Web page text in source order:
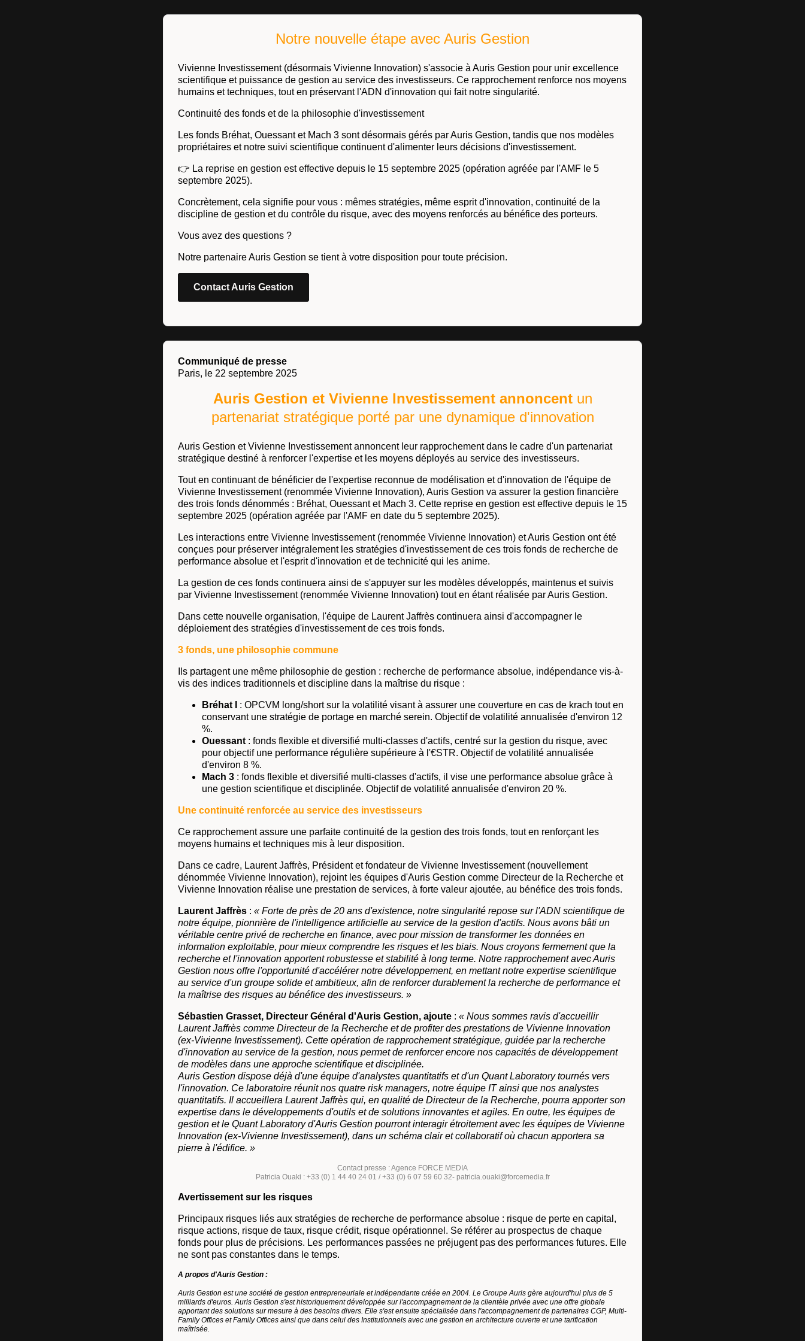
Notre nouvelle étape avec Auris Gestion
Vivienne Investissement (désormais Vivienne Innovation) s'associe à Auris Gestion pour unir excellence
scientifique et puissance de gestion au service des investisseurs. Ce rapprochement renforce nos moyens
humains et techniques, tout en préservant l'ADN d'innovation qui fait notre singularité.
Continuité des fonds et de la philosophie d'investissement
Les fonds Bréhat, Ouessant et Mach 3 sont désormais gérés par Auris Gestion, tandis que nos modèles
propriétaires et notre suivi scientifique continuent d'alimenter leurs décisions d'investissement.
👉 La reprise en gestion est effective depuis le 15 septembre 2025 (opération agréée par l'AMF le 5
septembre 2025).
Concrètement, cela signifie pour vous : mêmes stratégies, même esprit d'innovation, continuité de la
discipline de gestion et du contrôle du risque, avec des moyens renforcés au bénéfice des porteurs.
Vous avez des questions ?
Notre partenaire Auris Gestion se tient à votre disposition pour toute précision.
Contact Auris Gestion
Communiqué de presse
Paris, le 22 septembre 2025
Auris Gestion et Vivienne Investissement annoncent un
partenariat stratégique porté par une dynamique d'innovation
Auris Gestion et Vivienne Investissement annoncent leur rapprochement dans le cadre d'un partenariat
stratégique destiné à renforcer l'expertise et les moyens déployés au service des investisseurs.
Tout en continuant de bénéficier de l'expertise reconnue de modélisation et d'innovation de l'équipe de
Vivienne Investissement (renommée Vivienne Innovation), Auris Gestion va assurer la gestion financière
des trois fonds dénommés : Bréhat, Ouessant et Mach 3. Cette reprise en gestion est effective depuis le 15
septembre 2025 (opération agréée par l'AMF en date du 5 septembre 2025).
Les interactions entre Vivienne Investissement (renommée Vivienne Innovation) et Auris Gestion ont été
conçues pour préserver intégralement les stratégies d'investissement de ces trois fonds de recherche de
performance absolue et l'esprit d'innovation et de technicité qui les anime.
La gestion de ces fonds continuera ainsi de s'appuyer sur les modèles développés, maintenus et suivis
par Vivienne Investissement (renommée Vivienne Innovation) tout en étant réalisée par Auris Gestion.
Dans cette nouvelle organisation, l'équipe de Laurent Jaffrès continuera ainsi d'accompagner le
déploiement des stratégies d'investissement de ces trois fonds.
3 fonds, une philosophie commune
Ils partagent une même philosophie de gestion : recherche de performance absolue, indépendance vis-à-
vis des indices traditionnels et discipline dans la maîtrise du risque :
Bréhat I
: OPCVM long/short sur la volatilité visant à assurer une couverture en cas de krach tout en
conservant une stratégie de portage en marché serein. Objectif de volatilité annualisée d'environ 12
%.
Ouessant : fonds flexible et diversifié multi-classes d'actifs, centré sur la gestion du risque, avec
pour objectif une performance régulière supérieure à l'€STR. Objectif de volatilité annualisée
d'environ 8 %.
Mach 3 : fonds flexible et diversifié multi-classes d'actifs, il vise une performance absolue grâce à
une gestion scientifique et disciplinée. Objectif de volatilité annualisée d'environ 20 %.
Une continuité renforcée au service des investisseurs
Ce rapprochement assure une parfaite continuité de la gestion des trois fonds, tout en renforçant les
moyens humains et techniques mis à leur disposition.
Dans ce cadre, Laurent Jaffrès, Président et fondateur de Vivienne Investissement (nouvellement
dénommée Vivienne Innovation), rejoint les équipes d'Auris Gestion comme Directeur de la Recherche et
Vivienne Innovation réalise une prestation de services, à forte valeur ajoutée, au bénéfice des trois fonds.
Laurent Jaffrès : « Forte de près de 20 ans d'existence, notre singularité repose sur l'ADN scientifique de
notre équipe, pionnière de l'intelligence artificielle au service de la gestion d'actifs. Nous avons bâti un
véritable centre privé de recherche en finance, avec pour mission de transformer les données en
information exploitable, pour mieux comprendre les risques et les biais. Nous croyons fermement que la
recherche et l'innovation apportent robustesse et stabilité à long terme. Notre rapprochement avec Auris
Gestion nous offre l'opportunité d'accélérer notre développement, en mettant notre expertise scientifique
au service d'un groupe solide et ambitieux, afin de renforcer durablement la recherche de performance et
la maîtrise des risques au bénéfice des investisseurs. »
Sébastien Grasset, Directeur Général d'Auris Gestion, ajoute : « Nous sommes ravis d'accueillir
Laurent Jaffrès comme Directeur de la Recherche et de profiter des prestations de Vivienne Innovation
(ex-Vivienne Investissement). Cette opération de rapprochement stratégique, guidée par la recherche
d'innovation au service de la gestion, nous permet de renforcer encore nos capacités de développement
de modèles dans une approche scientifique et disciplinée.
Auris Gestion dispose déjà d'une équipe d'analystes quantitatifs et d'un Quant Laboratory tournés vers
l'innovation. Ce laboratoire réunit nos quatre risk managers, notre équipe IT ainsi que nos analystes
quantitatifs. Il accueillera Laurent Jaffrès qui, en qualité de Directeur de la Recherche, pourra apporter son
expertise dans le développements d'outils et de solutions innovantes et agiles. En outre, les équipes de
gestion et le Quant Laboratory d'Auris Gestion pourront interagir étroitement avec les équipes de Vivienne
Innovation (ex-Vivienne Investissement), dans un schéma clair et collaboratif où chacun apportera sa
pierre à l'édifice. »
Contact presse : Agence FORCE MEDIA
Patricia Ouaki : +33 (0) 1 44 40 24 01 / +33 (0) 6 07 59 60 32- patricia.ouaki@forcemedia.fr
Avertissement sur les risques
Principaux risques liés aux stratégies de recherche de performance absolue : risque de perte en capital,
risque actions, risque de taux, risque crédit, risque opérationnel. Se référer au prospectus de chaque
fonds pour plus de précisions. Les performances passées ne préjugent pas des performances futures. Elle
ne sont pas constantes dans le temps.
A propos d'Auris Gestion :
Auris Gestion est une société de gestion entrepreneuriale et indépendante créée en 2004. Le Groupe Auris gère aujourd'hui plus de 5
milliards d'euros. Auris Gestion s'est historiquement développée sur l'accompagnement de la clientèle privée avec une offre globale
apportant des solutions sur mesure à des besoins divers. Elle s'est ensuite spécialisée dans l'accompagnement de partenaires CGP, Multi-
Family Offices et Family Offices ainsi que dans celui des Institutionnels avec une gestion en architecture ouverte et une tarification
maîtrisée.